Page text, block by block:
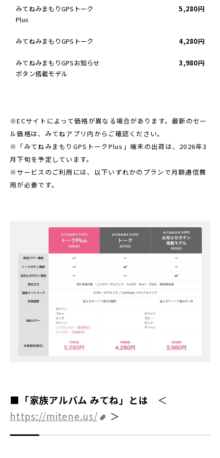
みてねみまもりGPSトーク
Plus
5,280円
みてねみまもりGPSトーク 4,280円
みてねみまもりGPSお知らせ
ボタン搭載モデル
3,980円
※ECサイトによって価格が異なる場合があります。最新のセー
ル価格は、みてねアプリ内からご確認ください。
※「みてねみまもりGPSトークPlus」端末の出荷は、2026年3
月下旬を予定しています。
※サービスのご利用には、以下いずれかのプランで月額通信費
用が必要です。
■「家族アルバム みてね」とは ＜
https://mitene.us/
＞